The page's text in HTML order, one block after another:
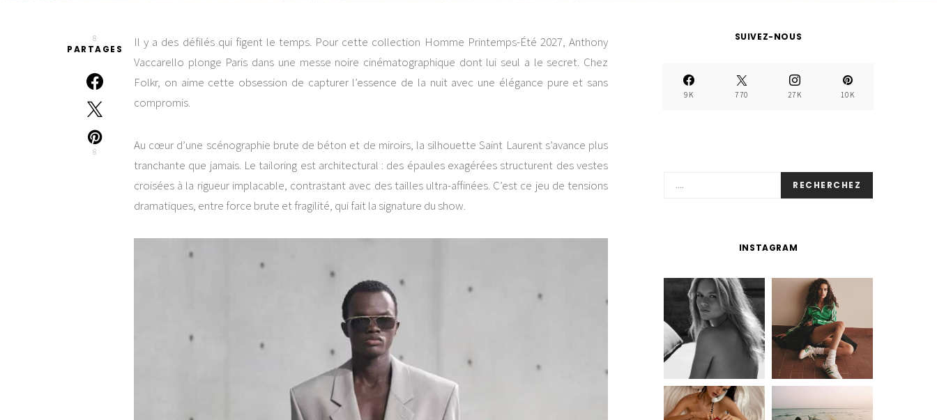
8
PARTAGES
8
Il y a des défilés qui figent le temps. Pour cette collection Homme Printemps-Été 2027, Anthony
Vaccarello plonge Paris dans une messe noire cinématographique dont lui seul a le secret. Chez
Folkr, on aime cette obsession de capturer l’essence de la nuit avec une élégance pure et sans
compromis.
Au cœur d’une scénographie brute de béton et de miroirs, la silhouette Saint Laurent s’avance plus
tranchante que jamais. Le tailoring est architectural : des épaules exagérées structurent des vestes
croisées à la rigueur implacable, contrastant avec des tailles ultra-affinées. C’est ce jeu de tensions
dramatiques, entre force brute et fragilité, qui fait la signature du show.
SUIVEZ-NOUS
9K 770 27K 10K
RECHERCHEZ
INSTAGRAM